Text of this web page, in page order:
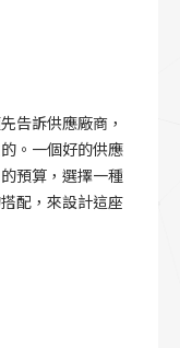
告訴供應廠商，
。一個好的供應
預算，選擇一種
配，來設計這座